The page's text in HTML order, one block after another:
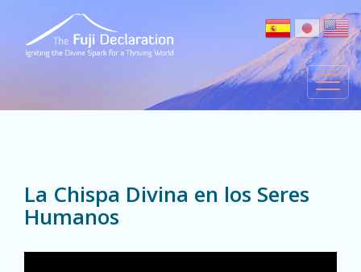
La Chispa Divina en los Seres
Humanos